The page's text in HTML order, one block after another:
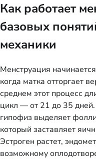
Как работает
базовых
механики
Менструация
когда матка отторгает
среднем этот процесс
цикл — от 21 до 35
гипофиз выделяет
который заставляет
Эстроген растет,
возможному